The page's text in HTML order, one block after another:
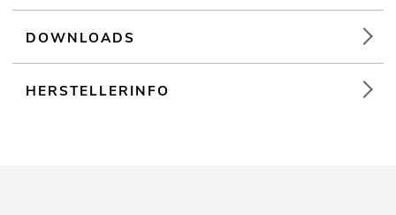
DOWNLOADS
HERSTELLERINFO